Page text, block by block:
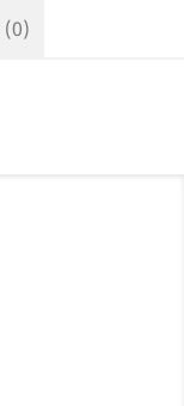
(0)